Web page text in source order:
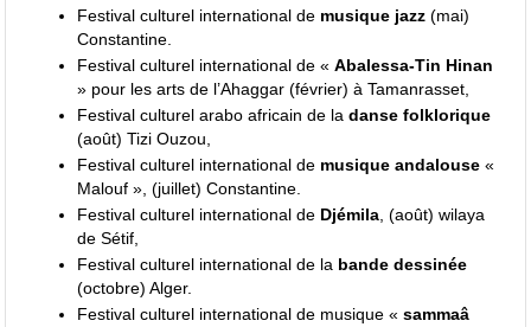
Festival culturel international de musique jazz (mai)
Constantine.
Festival culturel international de «Abalessa-Tin Hinan
» pour les arts de l’Ahaggar (février) à Tamanrasset,
Festival culturel arabo africain de ladanse folklorique
(août) Tizi Ouzou,
Festival culturel international de musique andalouse «
Malouf », (juillet) Constantine.
Festival culturel international de Djémila , (août) wilaya
de Sétif,
Festival culturel international de la bande dessinée
(octobre) Alger.
Festival culturel international de musique « sammaâ